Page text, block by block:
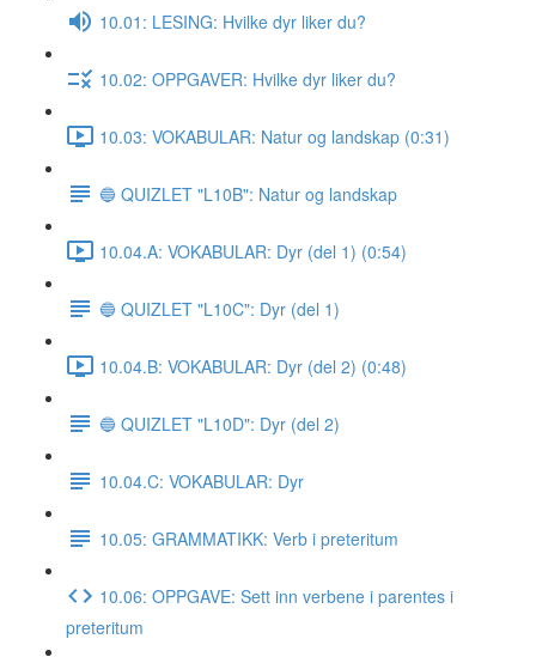
10.01: LESING: Hvilke dyr liker du?
10.02: OPPGAVER: Hvilke dyr liker du?
10.03: VOKABULAR: Natur og landskap (0:31)
🔵 QUIZLET "L10B": Natur og landskap
10.04.A: VOKABULAR: Dyr (del 1) (0:54)
🔵 QUIZLET "L10C": Dyr (del 1)
10.04.B: VOKABULAR: Dyr (del 2) (0:48)
🔵 QUIZLET "L10D": Dyr (del 2)
10.04.C: VOKABULAR: Dyr
10.05: GRAMMATIKK: Verb i preteritum
10.06: OPPGAVE: Sett inn verbene i parentes i
preteritum